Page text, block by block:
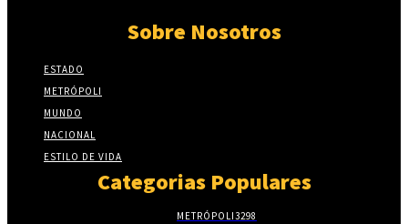
Sobre Nosotros
ESTADO
METRÓPOLI
MUNDO
NACIONAL
ESTILO DE VIDA
Categorias Populares
METRÓPOLI3298